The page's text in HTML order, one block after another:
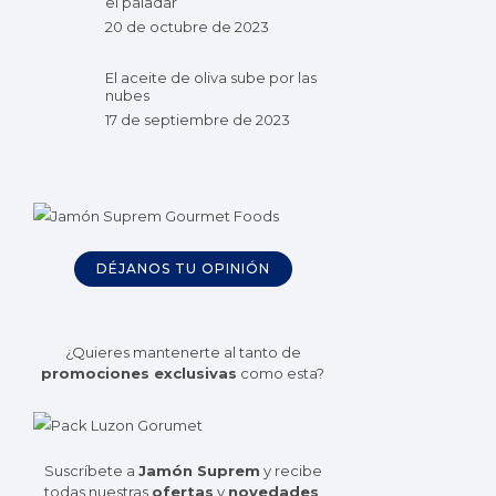
20 de octubre de 2023
El aceite de oliva sube por las
nubes
17 de septiembre de 2023
DÉJANOS TU OPINIÓN
¿Quieres mantenerte al tanto de
promociones exclusivas como esta?
Suscríbete a Jamón Suprem y recibe
todas nuestras ofertas y novedades